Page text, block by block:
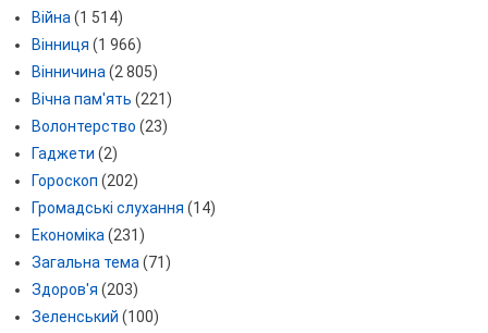
Війна (1 514)
Вінниця (1 966)
Вінничина (2 805)
Вічна пам'ять (221)
Волонтерство (23)
Гаджети (2)
Гороскоп (202)
Громадські слухання (14)
Економіка (231)
Загальна тема (71)
Здоров'я (203)
Зеленський (100)